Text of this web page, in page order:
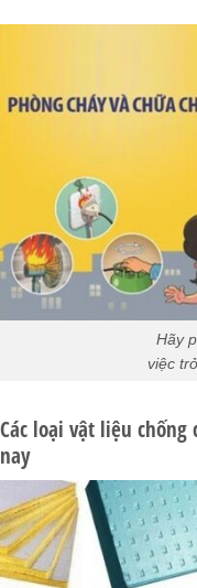
Hãy
việc
Các loại vật liệu
nay